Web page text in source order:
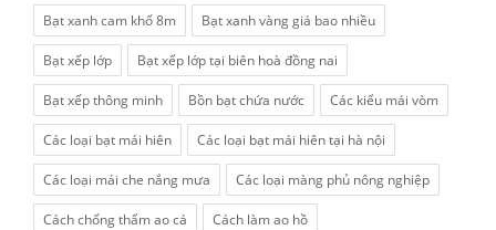
Bạt xanh cam khổ 8m Bạt xanh vàng giá bao nhiều
Bạt xếp lớp Bạt xếp lớp tại biên hoà đồng nai
Bạt xếp thông minh Bồn bạt chứa nước Các kiểu mái vòm
Các loại bạt mái hiên Các loại bạt mái hiên tại hà nội
Các loại mái che nắng mưa Các loại màng phủ nông nghiệp
Cách chống thấm ao cá Cách làm ao hồ